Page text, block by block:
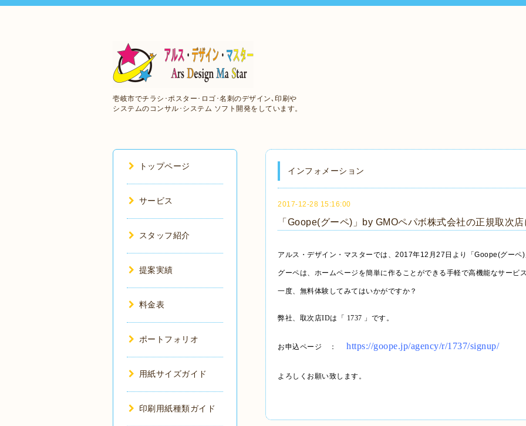
壱岐市でチラシ･ポスター･ロゴ･名刺のデザイン､印刷や
システムのコンサル･システム ソフト開発をしています。
インフォメーション
2017-12-28 15:16:00
「Goope(グーペ)」by GMOペパボ株式会社の正規取次
アルス・デザイン・マスターでは、2017年12月27日より「Goope(グーペ
グーペは、ホームページを簡単に作ることができる手軽で高機能なサービ
一度、無料体験してみてはいかがですか？
弊社、取次店IDは「 1737 」です。
お申込ページ ： https://goope.jp/agency/r/1737/signup/
よろしくお願い致します。
トップページ
サービス
スタッフ紹介
提案実績
料金表
ポートフォリオ
用紙サイズガイド
印刷用紙種類ガイド